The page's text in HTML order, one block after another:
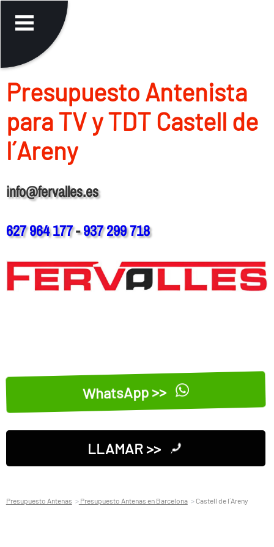
Presupuesto Antenista
para TV y TDT Castell de
l´Areny
info@fervalles.es
627 964 177-937 299 718
WhatsApp >>
LLAMAR >>
Presupuesto Antenas Presupuesto Antenas en Barcelona Castell de l´Areny